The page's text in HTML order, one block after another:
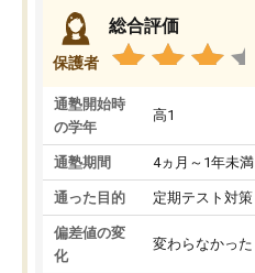
保護者
総合評価
通塾開始時
の学年
高1
通塾期間 4ヵ月～1年未満
通った目的 定期テスト対策
偏差値の変
化
変わらなかった